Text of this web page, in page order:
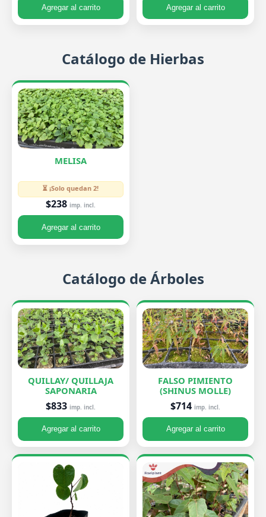
Agregar al carrito Agregar al carrito
Catálogo de Hierbas
MELISA
⏳ ¡Solo quedan 2!
$238 imp. incl.
Agregar al carrito
Catálogo de Árboles
QUILLAY/ QUILLAJA
SAPONARIA
$833 imp. incl.
Agregar al carrito
FALSO PIMIENTO
(SHINUS MOLLE)
$714 imp. incl.
Agregar al carrito